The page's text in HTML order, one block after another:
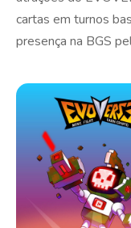
cartas em turnos
presença na BGS